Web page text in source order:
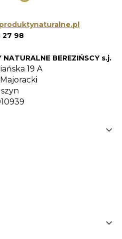
27 98
NATURALNE BEREZIŃSCY s.j.
19 A